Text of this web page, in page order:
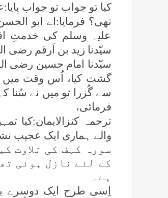
کیا تو جواب تو جواب
تھی؟ فرمایا:اے ابو
علیہ وسلم کی خدمتِ
سیّدنا زید بن اَرقم رضی
سیّدنا امام حسین رضی
گشت کیا، اُس وقت میں
فرمائی،
ترجمہ کنزالایمان:کیا
والے ہماری ایک عجیب
سورہ کہف کی تلاوت
کے لئے نازل ہوئی
ہے۔
اِسی طرح ایک دوسرے